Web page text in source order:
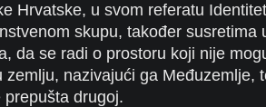
Hrvatske, u svom referatu
skupu, također susretima
da se radi o prostoru koji nije
zemlju, nazivajući ga Međuzemlje,
drugoj.